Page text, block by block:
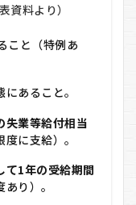
資料より）
こと（特例あ
にあること。
失業等給付相当
に支給）。
て1年の受給期間
り）。